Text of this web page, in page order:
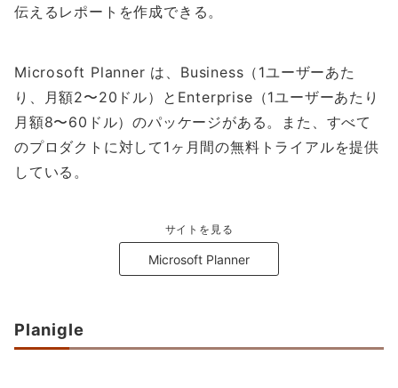
伝えるレポートを作成できる。
Microsoft Planner は、Business（1ユーザーあた
り、月額2〜20ドル）とEnterprise（1ユーザーあたり
月額8〜60ドル）のパッケージがある。また、すべて
のプロダクトに対して1ヶ月間の無料トライアルを提供
している。
サイトを見る
Microsoft Planner
Planigle